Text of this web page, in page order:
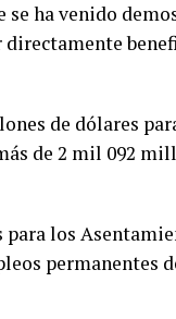
se ha venido
directamente
de dólares
de 2 mil 092
para los
permanentes